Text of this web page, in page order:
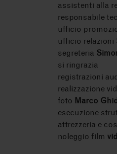
assistenti alla
responsabile
ufficio
ufficio relazioni
segreteria
si ringrazia
registrazioni
realizzazione
foto Marco
esecuzione
attrezzeria e
noleggio film